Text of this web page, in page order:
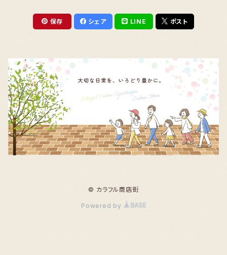
保存 シェア LINE ポスト
© カラフル商店街
Powered by